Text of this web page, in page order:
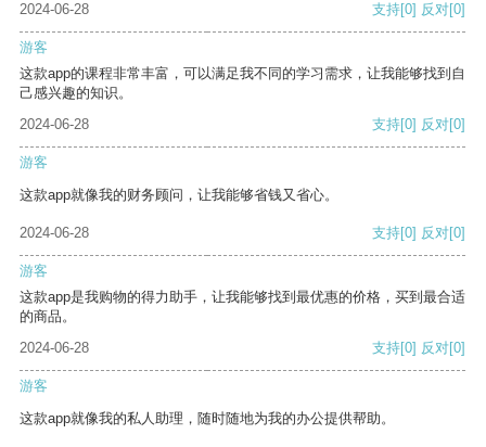
2024-06-28 支持[0] 反对[0]
游客
这款app的课程非常丰富，可以满足我不同的学习需求，让我能够找到自
己感兴趣的知识。
2024-06-28
支持[0] 反对[0]
游客
这款app就像我的财务顾问，让我能够省钱又省心。
2024-06-28 支持[0] 反对[0]
游客
这款app是我购物的得力助手，让我能够找到最优惠的价格，买到最合适
的商品。
2024-06-28
支持[0] 反对[0]
游客
这款app就像我的私人助理，随时随地为我的办公提供帮助。